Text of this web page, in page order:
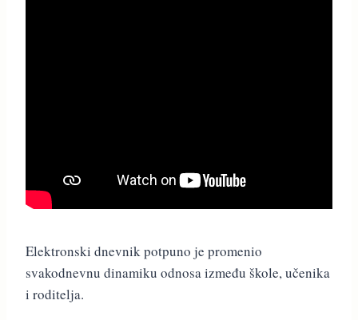
Elektronski dnevnik potpuno je promenio
svakodnevnu dinamiku odnosa između škole, učenika
i roditelja.